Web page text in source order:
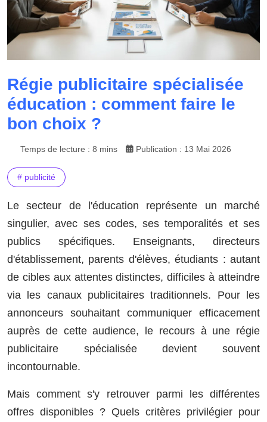
Régie publicitaire spécialisée
éducation : comment faire le
bon choix ?
Temps de lecture : 8 mins Publication : 13 Mai 2026
# publicité
Le secteur de l'éducation représente un marché
singulier, avec ses codes, ses temporalités et ses
publics spécifiques. Enseignants, directeurs
d'établissement, parents d'élèves, étudiants : autant
de cibles aux attentes distinctes, difficiles à atteindre
via les canaux publicitaires traditionnels. Pour les
annonceurs souhaitant communiquer efficacement
auprès de cette audience, le recours à une régie
publicitaire spécialisée devient souvent
incontournable.
Mais comment s'y retrouver parmi les différentes
offres disponibles ? Quels critères privilégier pour